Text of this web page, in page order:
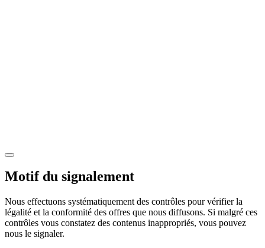
Motif du signalement
Nous effectuons systématiquement des contrôles pour vérifier la
légalité et la conformité des offres que nous diffusons. Si malgré ces
contrôles vous constatez des contenus inappropriés, vous pouvez
nous le signaler.